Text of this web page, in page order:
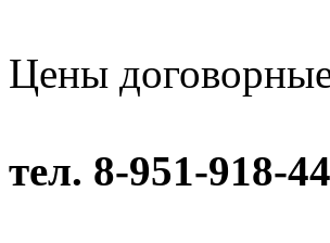
Цены
тел. 8-951-918-